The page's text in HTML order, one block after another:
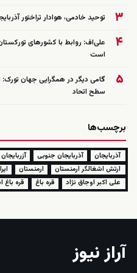
۳ توحید خادمی، هوادار تراختور آذربایجان، به بیش
۴
علی‌اف: روابط با کشورهای
است
۵
گامی دیگر در همگرایی جهان تورک:
سطح اتحاد
برچسب‌ها
آذربایجان آذربایجان جنوبی آزربایجان
ارتش اشغالگر ارمنستان
ارمنستان
علی اکبر اوجاق نژاد
قره باغ قره باغ
آراز نیوز